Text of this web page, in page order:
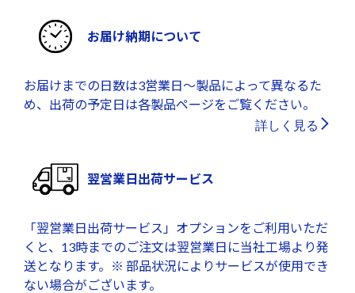
お届け納期について
お届けまでの日数は3営業日～製品によって異なるた
め、出荷の予定日は各製品ページをご覧ください。
詳しく見る
翌営業日出荷サービス
「翌営業日出荷サービス」オプションをご利用いただ
くと、13時までのご注文は翌営業日に当社工場より発
送となります。※ 部品状況によりサービスが使用でき
ない場合がございます。